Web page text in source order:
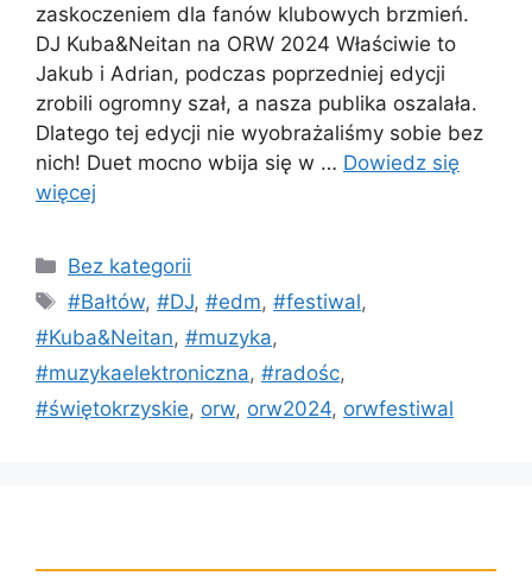
zaskoczeniem dla fanów klubowych brzmień.
DJ Kuba&Neitan na ORW 2024 Właściwie to
Jakub i Adrian, podczas poprzedniej edycji
zrobili ogromny szał, a nasza publika oszalała.
Dlatego tej edycji nie wyobrażaliśmy sobie bez
nich! Duet mocno wbija się w … Dowiedz się
więcej
Bez kategorii
#Bałtów,#DJ,#edm,#festiwal,
#Kuba&Neitan, #muzyka,
#muzykaelektroniczna, #radośc,
#świętokrzyskie, orw, orw2024, orwfestiwal